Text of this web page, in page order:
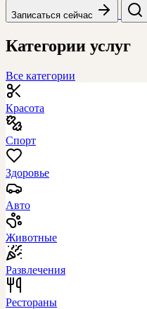
Записаться сейчас
Категории услуг
Все категории
Красота
Спорт
Здоровье
Авто
Животные
Развлечения
Рестораны